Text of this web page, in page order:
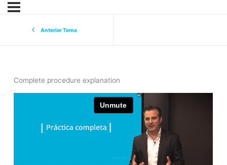
Anterior Tema
Complete procedure explanation
eurekers